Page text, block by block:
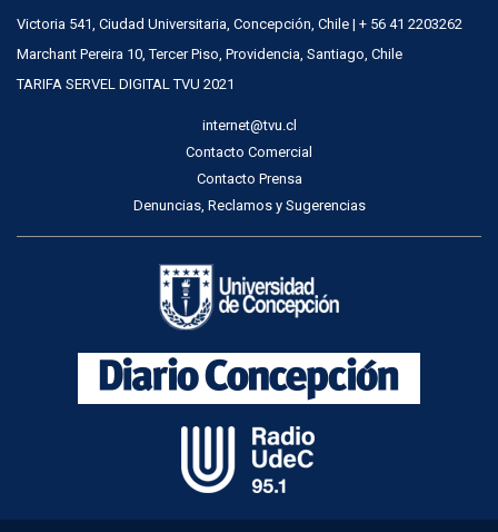
Victoria 541, Ciudad Universitaria, Concepción, Chile | + 56 41 2203262
Marchant Pereira 10, Tercer Piso, Providencia, Santiago, Chile
TARIFA SERVEL DIGITAL TVU 2021
internet@tvu.cl
Contacto Comercial
Contacto Prensa
Denuncias, Reclamos y Sugerencias